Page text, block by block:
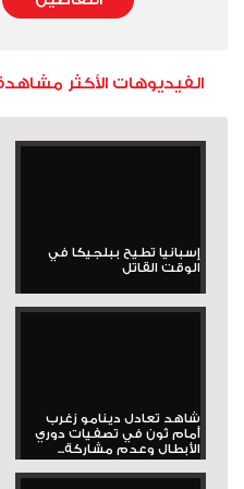
الفيديوهات الأكثر
إسبانيا تطيح ببلجيكا في
الوقت القاتل
شاهد تعادل دينامو زغرب
أمام ثون في تصفيات دوري
الأبطال وعدم مشاركة...